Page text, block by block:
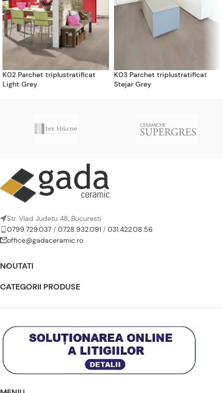
K02 Parchet triplustratificat
Light Grey
K03 Parchet triplustratificat
Stejar Grey
Str. Vlad Judetu 48, Bucuresti
0799.729.037 / 0728.932.091 / 031.422.08.56
office@gadaceramic.ro
NOUTATI
CATEGORII PRODUSE